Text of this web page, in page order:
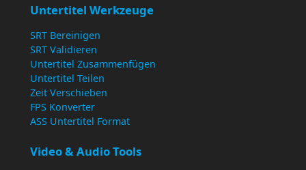
Untertitel Werkzeuge
SRT Bereinigen
SRT Validieren
Untertitel Zusammenfügen
Untertitel Teilen
Zeit Verschieben
FPS Konverter
ASS Untertitel Format
Video & Audio Tools